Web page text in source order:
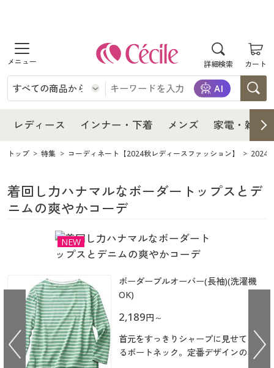
詳細検索 カート
商品を探す
レディース
レディースファッション
女性下着
インナー・下着
インナー・下着通販すべて
女性下着
ジュニア・ティーンズ下着
メンズ
メンズ通販すべて
メンズ下着
家電・雑貨
キッチン・雑貨・日用品
寝具・インテリア・家具
寝具・インテリア・家具通販すべて
家具・収納
寝具・ベッド
カーテン・ラグ・ファブリック
美容・健康
美容・健康通販すべて
美容・健康・サプリメント
制服・スクール
制服・スクールすべて
制服・学生服
大きいサイズ
大きいサイズ通販すべて
バーゲン
レディース インナー・下着 メンズ 家電・雑貨
レディース
レディース通販すべて
レディースファッション
インナー・下着
インナー・下着通販すべて
女性下着
ジュニア・ティーンズ下着
メンズ
メンズ通販すべて
メンズ下着
家電・雑貨
家電
キッチン・雑貨・日用品
寝具・インテリア・家具通販すべて
家具・収納
寝具・ベッド
カーテン・ラグ・ファブリック
美容・健康
美容・健康通販すべて
美容・健康・サプリメント
制服・スクール
制服・スクールすべて
制服・学生服
ジュニア・ティーンズ下着
大きいサイズ
大きいサイズ通販すべて
大きいサイズ レディース服
バーゲン
バーゲンセール
詳細検索
トップ 特集 コーディネート【2024秋レディースファッション】 2024
着回し力ハナマルなボーダートップスとデ
ニムの爽やかコーデ
NEW
ボーダープルオーバー(長袖)(洗濯機
OK)
2,189円 ～
首元をすっきりシャープに見せてくれ
るボートネック。定番デザインのボー